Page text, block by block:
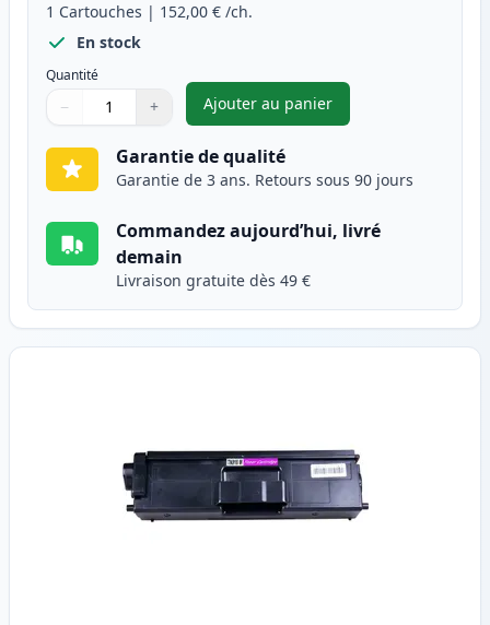
1 Cartouches | 152,00 € /ch.
En stock
Quantité
Quantité
Utilisez les boutons pour ajuster
− +
Quantité
Ajouter au panier
,Brother TN910C toner
Garantie de qualité
Garantie de 3 ans. Retours sous 90 jours
Commandez aujourd’hui, livré
demain
Livraison gratuite dès 49 €